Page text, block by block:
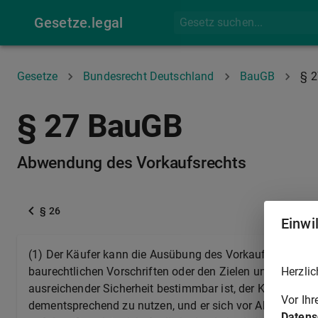
Gesetze.legal
Gesetze Bundesrecht Deutschland BauGB §
§ 27 BauGB
Abwendung des Vorkaufsrechts
§ 26
(1) Der Käufer kann die Ausübung des Vorkaufsrechts
baurechtlichen Vorschriften oder den Zielen und
ausreichender Sicherheit bestimmbar ist, der Käufer in
dementsprechend zu nutzen, und er sich vor Ablauf der
Vor